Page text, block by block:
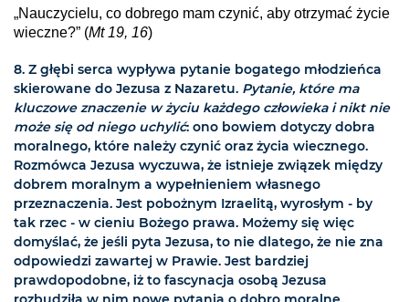
„Nauczycielu, co dobrego mam czynić, aby otrzymać życie
wieczne?” (Mt 19, 16)
8. Z głębi serca wypływa pytanie bogatego młodzieńca
skierowane do Jezusa z Nazaretu. Pytanie, które ma
kluczowe znaczenie w życiu każdego człowieka i nikt nie
może się od niego uchylić: ono bowiem dotyczy dobra
moralnego, które należy czynić oraz życia wiecznego.
Rozmówca Jezusa wyczuwa, że istnieje związek między
dobrem moralnym a wypełnieniem własnego
przeznaczenia. Jest pobożnym Izraelitą, wyrosłym - by
tak rzec - w cieniu Bożego prawa. Możemy się więc
domyślać, że jeśli pyta Jezusa, to nie dlatego, że nie zna
odpowiedzi zawartej w Prawie. Jest bardziej
prawdopodobne, iż to fascynacja osobą Jezusa